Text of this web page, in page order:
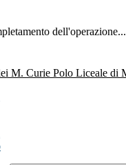
dell'operazione...